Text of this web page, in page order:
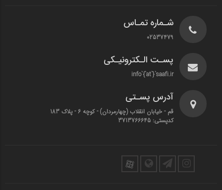
شـماره تمـاس
02537479
پسـت الـکترونیـکی
info`{`at`}`saafi.ir
آدرس پسـتی
قم - خیابان انقلاب (چهارمردان)‌ - کوچه 6 - پلاک 183
کدپستی: 3713766645